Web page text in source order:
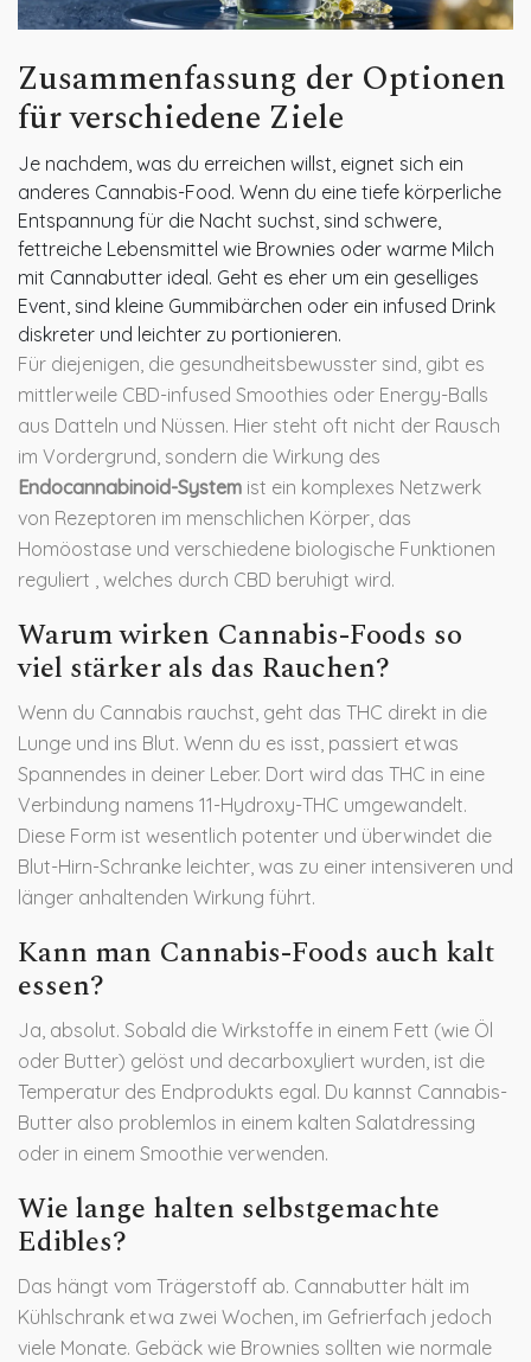
Zusammenfassung der Optionen
für verschiedene Ziele
Je nachdem, was du erreichen willst, eignet sich ein
anderes Cannabis-Food. Wenn du eine tiefe körperliche
Entspannung für die Nacht suchst, sind schwere,
fettreiche Lebensmittel wie Brownies oder warme Milch
mit Cannabutter ideal. Geht es eher um ein geselliges
Event, sind kleine Gummibärchen oder ein infused Drink
diskreter und leichter zu portionieren.
Für diejenigen, die gesundheitsbewusster sind, gibt es
mittlerweile CBD-infused Smoothies oder Energy-Balls
aus Datteln und Nüssen. Hier steht oft nicht der Rausch
im Vordergrund, sondern die Wirkung des
Endocannabinoid-System ist ein komplexes Netzwerk
von Rezeptoren im menschlichen Körper, das
Homöostase und verschiedene biologische Funktionen
reguliert , welches durch CBD beruhigt wird.
Warum wirken Cannabis-Foods so
viel stärker als das Rauchen?
Wenn du Cannabis rauchst, geht das THC direkt in die
Lunge und ins Blut. Wenn du es isst, passiert etwas
Spannendes in deiner Leber. Dort wird das THC in eine
Verbindung namens 11-Hydroxy-THC umgewandelt.
Diese Form ist wesentlich potenter und überwindet die
Blut-Hirn-Schranke leichter, was zu einer intensiveren und
länger anhaltenden Wirkung führt.
Kann man Cannabis-Foods auch kalt
essen?
Ja, absolut. Sobald die Wirkstoffe in einem Fett (wie Öl
oder Butter) gelöst und decarboxyliert wurden, ist die
Temperatur des Endprodukts egal. Du kannst Cannabis-
Butter also problemlos in einem kalten Salatdressing
oder in einem Smoothie verwenden.
Wie lange halten selbstgemachte
Edibles?
Das hängt vom Trägerstoff ab. Cannabutter hält im
Kühlschrank etwa zwei Wochen, im Gefrierfach jedoch
viele Monate. Gebäck wie Brownies sollten wie normale